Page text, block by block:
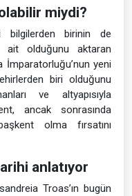
miydi?
birinin de
ait olduğunu aktaran
İmparatorluğu’nun yeni
biri olduğunu
ve altyapısıyla
ancak sonrasında
olma fırsatını
anlatıyor
Troas’ın bugün